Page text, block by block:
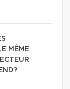
MÊME